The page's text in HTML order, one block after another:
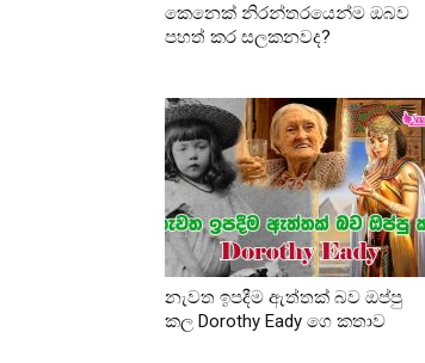
කෙනෙක් නිරන්තරයෙන්ම ඔබව
පහත් කර සලකනවද?
නැවත ඉපදීම ඇත්තක් බව ඔප්පු
කල Dorothy Eady ගෙ කතාව